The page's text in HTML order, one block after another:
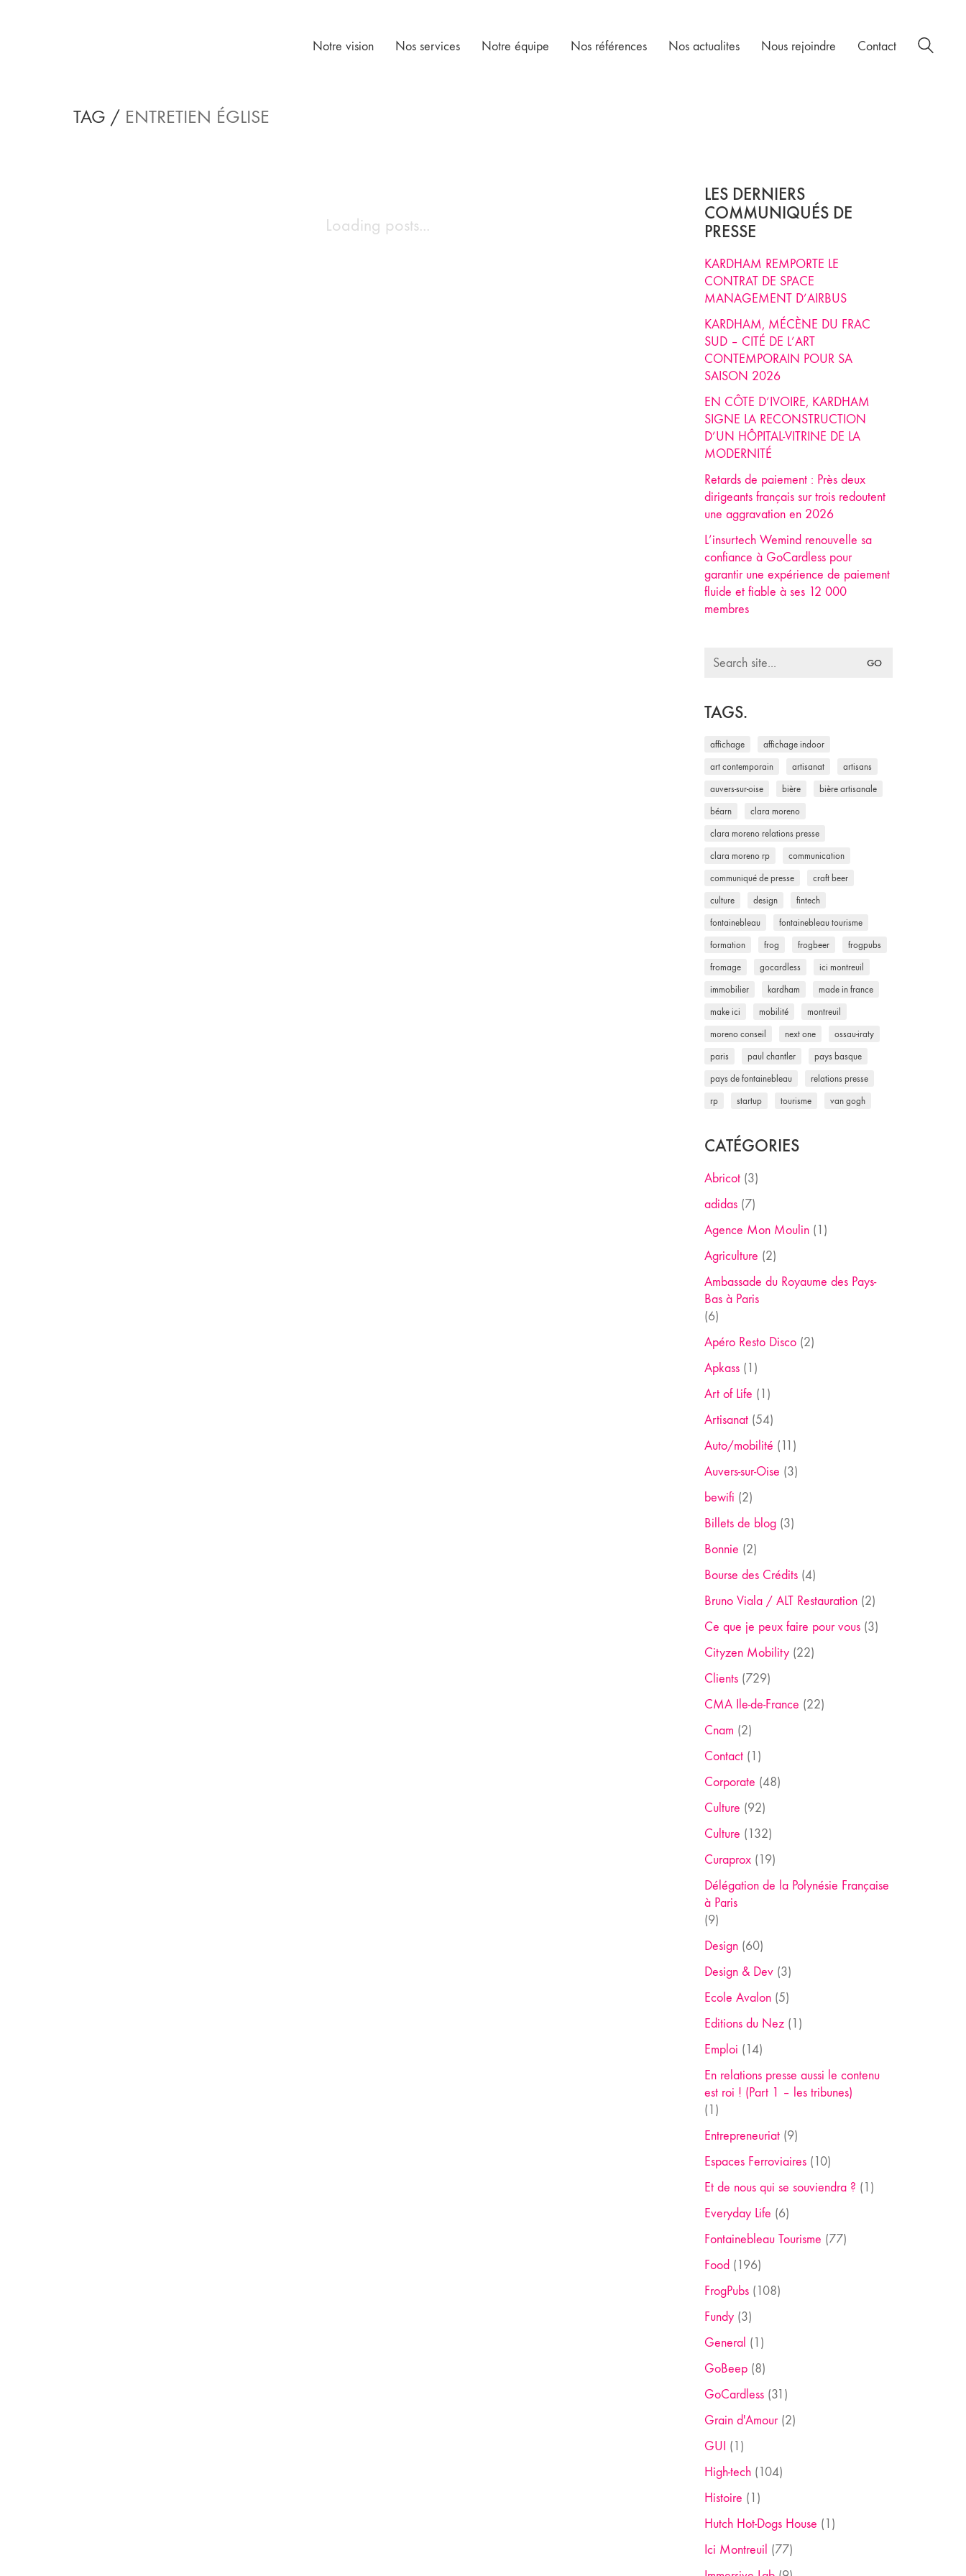
Notre vision Nos services Notre équipe Nos références Nos actualites Nous rejoindre Contact
TAG / ENTRETIEN ÉGLISE
Loading posts...
LES DERNIERS
COMMUNIQUÉS DE
PRESSE
KARDHAM REMPORTE LE
CONTRAT DE SPACE
MANAGEMENT D’AIRBUS
KARDHAM, MÉCÈNE DU FRAC
SUD – CITÉ DE L’ART
CONTEMPORAIN POUR SA
SAISON 2026
EN CÔTE D’IVOIRE, KARDHAM
SIGNE LA RECONSTRUCTION
D’UN HÔPITAL-VITRINE DE LA
MODERNITÉ
Retards de paiement : Près deux
dirigeants français sur trois redoutent
une aggravation en 2026
L’insurtech Wemind renouvelle sa
confiance à GoCardless pour
garantir une expérience de paiement
fluide et fiable à ses 12 000
membres
Search
TAGS.
affichage affichage indoor
art contemporain artisanat artisans
auvers-sur-oise bière bière artisanale
béarn clara moreno
clara moreno relations presse
clara moreno rp communication
communiqué de presse craft beer
culture design fintech
fontainebleau fontainebleau tourisme
formation frog frogbeer frogpubs
fromage gocardless ici montreuil
immobilier kardham made in france
make ici mobilité montreuil
moreno conseil next one ossau-iraty
paris paul chantler pays basque
pays de fontainebleau relations presse
rp startup tourisme van gogh
CATÉGORIES
Abricot(3)
adidas(7)
Agence Mon Moulin(1)
Agriculture (2)
Ambassade du Royaume des Pays-
Bas à Paris
(6)
Apéro Resto Disco(2)
Apkass(1)
Art of Life (1)
Artisanat(54)
Auto/mobilité (11)
Auvers-sur-Oise (3)
bewifi (2)
Billets de blog(3)
Bonnie (2)
Bourse des Crédits(4)
Bruno Viala / ALT Restauration(2)
Ce que je peux faire pour vous(3)
Cityzen Mobility(22)
Clients(729)
CMA Ile-de-France (22)
Cnam (2)
Contact(1)
Corporate (48)
Culture (92)
Culture (132)
Curaprox(19)
Délégation de la Polynésie Française
à Paris
(9)
Design(60)
Design & Dev(3)
Ecole Avalon(5)
Editions du Nez(1)
Emploi (14)
En relations presse aussi le contenu
est roi ! (Part 1 – les tribunes)
(1)
Entrepreneuriat(9)
Espaces Ferroviaires(10)
Et de nous qui se souviendra ? (1)
Everyday Life (6)
Fontainebleau Tourisme (77)
Food (196)
FrogPubs(108)
Fundy(3)
General (1)
GoBeep(8)
GoCardless(31)
Grain d'Amour(2)
GUI (1)
High-tech(104)
Histoire (1)
Hutch Hot-Dogs House (1)
Ici Montreuil (77)